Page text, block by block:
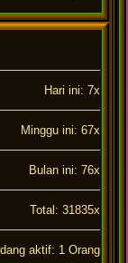
Hari ini: 7x
Minggu ini: 67x
Bulan ini: 76x
Total: 31835x
aktif: 1 Orang